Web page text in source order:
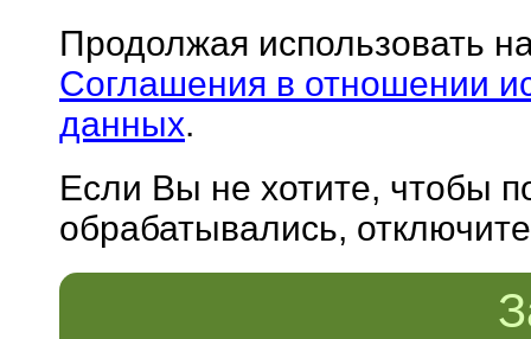
Продолжая использовать
Соглашения в отношении
данных.
Если Вы не хотите, чтобы
обрабатывались,